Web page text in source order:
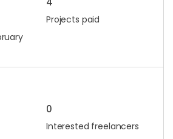
Projects paid
0
Interested freelancers